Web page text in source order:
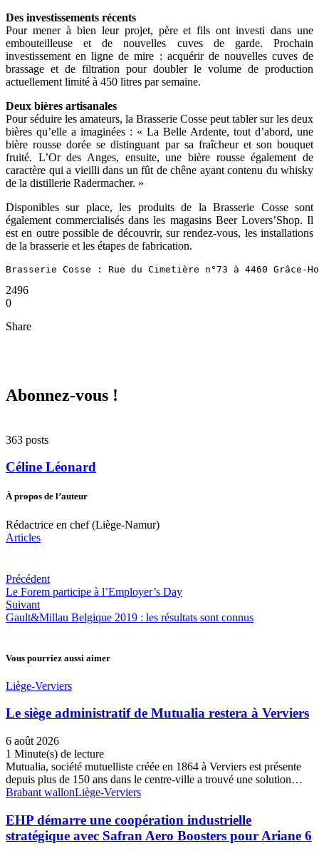
Des investissements récents
Pour mener à bien leur projet, père et fils ont investi dans une
embouteilleuse et de nouvelles cuves de garde. Prochain
investissement en ligne de mire : acquérir de nouvelles cuves de
brassage et de filtration pour doubler le volume de production
actuellement limité à 450 litres par semaine.
Deux bières artisanales
Pour séduire les amateurs, la Brasserie Cosse peut tabler sur les deux
bières qu’elle a imaginées : « La Belle Ardente, tout d’abord, une
bière rousse dorée se distinguant par sa fraîcheur et son bouquet
fruité. L’Or des Anges, ensuite, une bière rousse également de
caractère qui a vieilli dans un fût de chêne ayant contenu du whisky
de la distillerie Radermacher. »
Disponibles sur place, les produits de la Brasserie Cosse sont
également commercialisés dans les magasins Beer Lovers’Shop. Il
est en outre possible de découvrir, sur rendez-vous, les installations
de la brasserie et les étapes de fabrication.
Brasserie Cosse : Rue du Cimetière n°73 à 4460
2496
0
Share
Abonnez-vous !
363 posts
Céline Léonard
À propos de l’auteur
Rédactrice en chef (Liège-Namur)
Articles
Précédent
Le Forem participe à l’Employer’s Day
Suivant
Gault&Millau Belgique 2019 : les résultats sont connus
Vous pourriez aussi aimer
Liège-Verviers
Le siège administratif de Mutualia restera à Verviers
6 août 2026
1 Minute(s) de lecture
Mutualia, société mutuelliste créée en 1864 à Verviers est présente
depuis plus de 150 ans dans le centre-ville a trouvé une solution…
Brabant wallonLiège-Verviers
EHP démarre une coopération industrielle
stratégique avec Safran Aero Boosters pour Ariane 6